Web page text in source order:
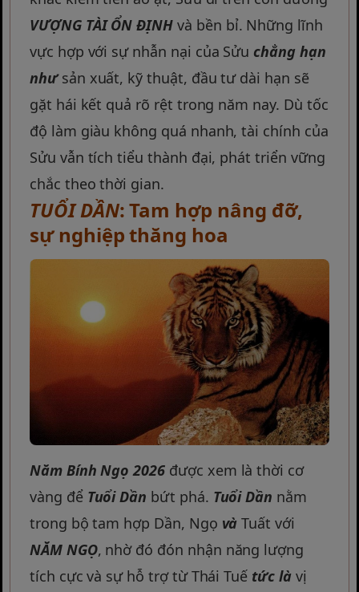
VƯỢNG TÀI ỔN ĐỊNH và bền bỉ. Những lĩnh
vực hợp với sự nhẫn nại của Sửu chẳng hạn
nhưsản xuất, kỹ thuật, đầu tư dài hạn sẽ
gặt hái kết quả rõ rệt trong năm nay. Dù tốc
độ làm giàu không quá nhanh, tài chính của
Sửu vẫn tích tiểu thành đại, phát triển vững
chắc theo thời gian.
TUỔI DẦN: Tam hợp nâng đỡ,
sự nghiệp thăng hoa
Năm Bính Ngọ 2026 được xem là thời cơ
vàng để Tuổi Dần bứt phá. Tuổi Dần nằm
trong bộ tam hợp Dần, Ngọ và Tuất với
NĂM NGỌ, nhờ đó đón nhận năng lượng
tích cực và sự hỗ trợ từ Thái Tuế tức làvị